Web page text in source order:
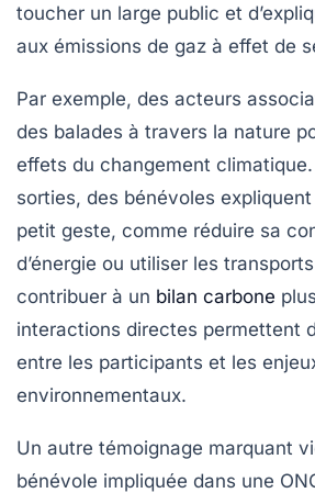
toucher un large public et
aux émissions de gaz à effet de
Par exemple, des acteurs
des balades à travers la nature
effets du changement
sorties, des bénévoles
petit geste, comme réduire sa
d’énergie ou utiliser les
contribuer à un bilan carbone
interactions directes permettent
entre les participants et les
environnementaux.
Un autre témoignage marquant
bénévole impliquée dans une